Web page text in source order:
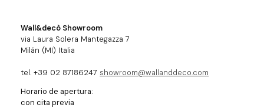
Wall&decò Showroom
via Laura Solera Mantegazza 7
Milán (MI) Italia
tel. +39 02 87186247 showroom@wallanddeco.com
Horario de apertura:
con cita previa